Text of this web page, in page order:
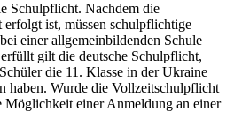
Schulpflicht. Nachdem die
ist, müssen schulpflichtige
einer allgemeinbildenden Schule
gilt die deutsche Schulpflicht,
die 11. Klasse in der Ukraine
haben. Wurde die Vollzeitschulpflicht
Möglichkeit einer Anmeldung an einer